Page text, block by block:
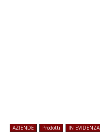
AZIENDE Prodotti IN EVIDENZA